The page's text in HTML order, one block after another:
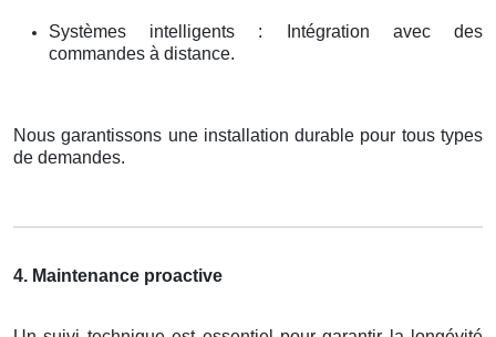
Systèmes intelligents : Intégration avec des
commandes à distance.
Nous garantissons une installation durable pour tous types
de demandes.
4. Maintenance proactive